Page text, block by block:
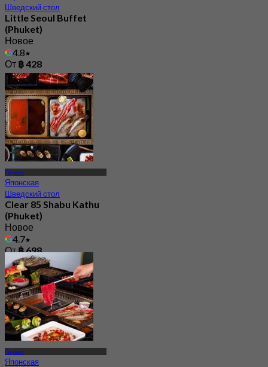
Шведский стол
Little Seoul Buffet
(Phuket)
Новое
4.8
От ฿ 428
Пхукет
Японская
Шведский стол
Clear 85 Shabu Kathu
(Phuket)
Новое
4.7
От฿ 698
Пхукет
Японская